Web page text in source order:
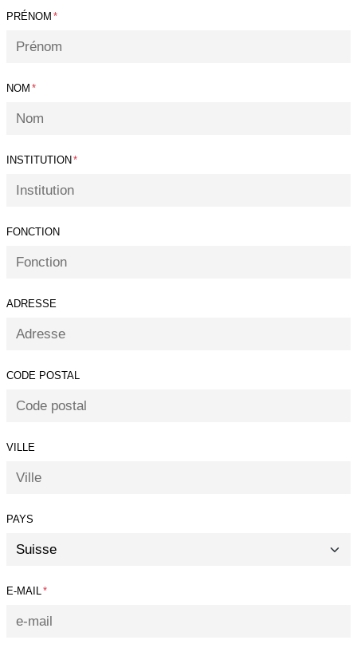
PRÉNOM *
NOM *
INSTITUTION *
FONCTION
ADRESSE
CODE POSTAL
VILLE
PAYS
E-MAIL*